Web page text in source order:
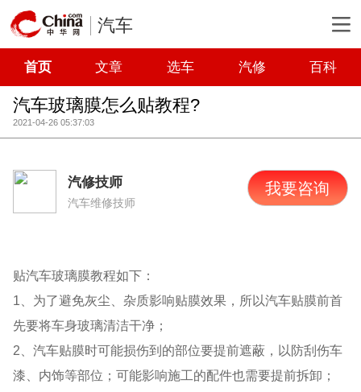
汽车
首页 文章 选车 汽修 百科
汽车玻璃膜怎么贴教程?
2021-04-26 05:37:03
汽修技师
汽车维修技师
我要咨询
贴汽车玻璃膜教程如下：
1、为了避免灰尘、杂质影响贴膜效果，所以汽车贴膜前首
先要将车身玻璃清洁干净；
2、汽车贴膜时可能损伤到的部位要提前遮蔽，以防刮伤车
漆、内饰等部位；可能影响施工的配件也需要提前拆卸；